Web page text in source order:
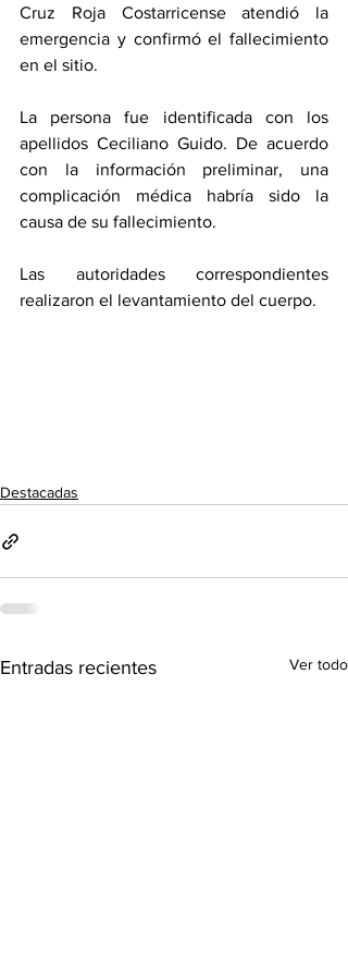
Cruz Roja Costarricense atendió la
emergencia y confirmó el fallecimiento
en el sitio.
La persona fue identificada con los
apellidos Ceciliano Guido. De acuerdo
con la información preliminar, una
complicación médica habría sido la
causa de su fallecimiento.
Las autoridades correspondientes
realizaron el levantamiento del cuerpo.
Destacadas
Entradas recientes Ver todo